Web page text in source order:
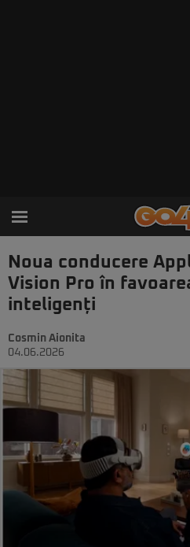
Noua conducere
Vision Pro în
inteligenți
Cosmin Aionita
04.06.2026